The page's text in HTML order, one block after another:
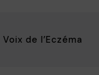
Voix de l’Eczéma